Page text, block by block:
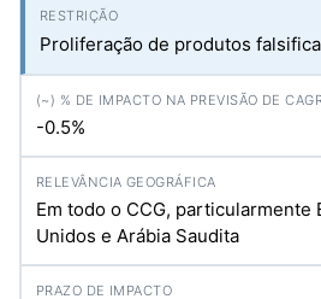
Proliferação de produtos
-0.5%
Em todo o CCG, particularmente
Unidos e Arábia Saudita